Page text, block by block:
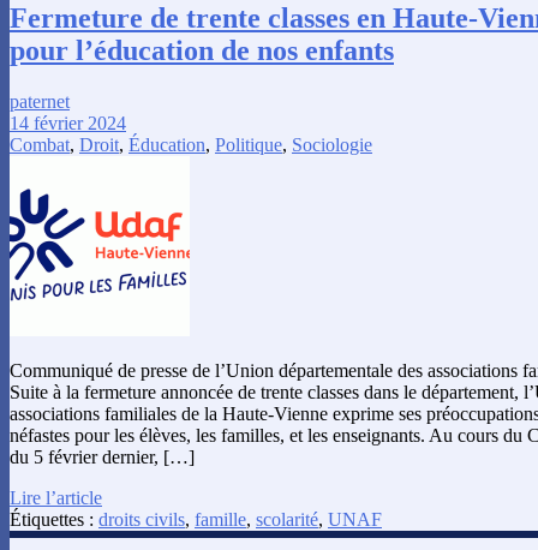
Fermeture de trente classes en Haute-
pour l’éducation de nos enfants
paternet
14 février 2024
Combat, Droit, Éducation, Politique, Sociologie
Communiqué de presse de l’Union départementale des associations
Suite à la fermeture annoncée de trente classes dans le département,
associations familiales de la Haute-Vienne exprime ses
néfastes pour les élèves, les familles, et les enseignants. Au cours du
du 5 février dernier, […]
Lire l’article
Étiquettes : droits civils, famille, scolarité, UNAF